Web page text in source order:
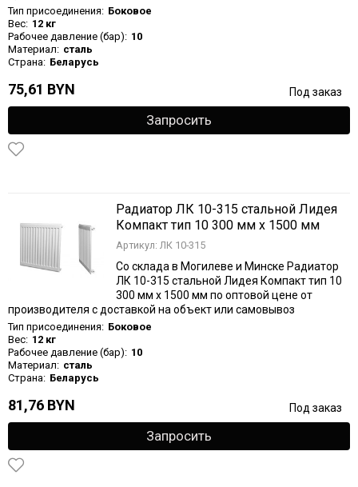
Тип присоединения: Боковое
Вес: 12 кг
Рабочее давление (бар): 10
Материал: сталь
Страна: Беларусь
75,61 BYN Под заказ
Запросить
Радиатор ЛК 10-315 стальной Лидея
Компакт тип 10 300 мм х 1500 мм
Артикул: ЛК 10-315
Со склада в Могилеве и Минске Радиатор
ЛК 10-315 стальной Лидея Компакт тип 10
300 мм х 1500 мм по оптовой цене от
производителя с доставкой на объект или самовывоз
Тип присоединения: Боковое
Вес: 12 кг
Рабочее давление (бар): 10
Материал: сталь
Страна: Беларусь
81,76 BYN Под заказ
Запросить